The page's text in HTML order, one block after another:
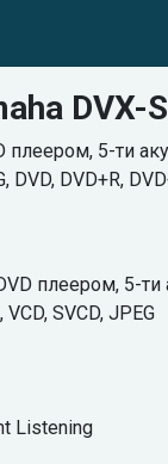
DVX-
5-ти
DVD+R,
плеером, 5-ти
SVCD, JPEG
Listening